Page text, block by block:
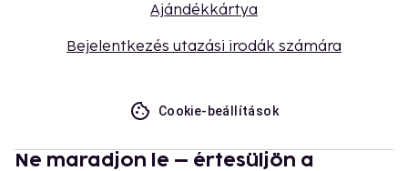
Ajándékkártya
Bejelentkezés utazási irodák számára
Cookie-beállítások
Ne maradjon le – értesüljön a